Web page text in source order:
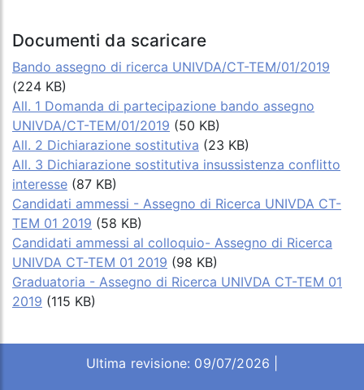
Documenti da scaricare
Bando assegno di ricerca UNIVDA/CT-TEM/01/2019
(224 KB)
All. 1 Domanda di partecipazione bando assegno
UNIVDA/CT-TEM/01/2019 (50 KB)
All. 2 Dichiarazione sostitutiva (23 KB)
All. 3 Dichiarazione sostitutiva insussistenza conflitto
interesse (87 KB)
Candidati ammessi - Assegno di Ricerca UNIVDA CT-
TEM 01 2019 (58 KB)
Candidati ammessi al colloquio- Assegno di Ricerca
UNIVDA CT-TEM 01 2019 (98 KB)
Graduatoria - Assegno di Ricerca UNIVDA CT-TEM 01
2019 (115 KB)
Ultima revisione: 09/07/2026 |